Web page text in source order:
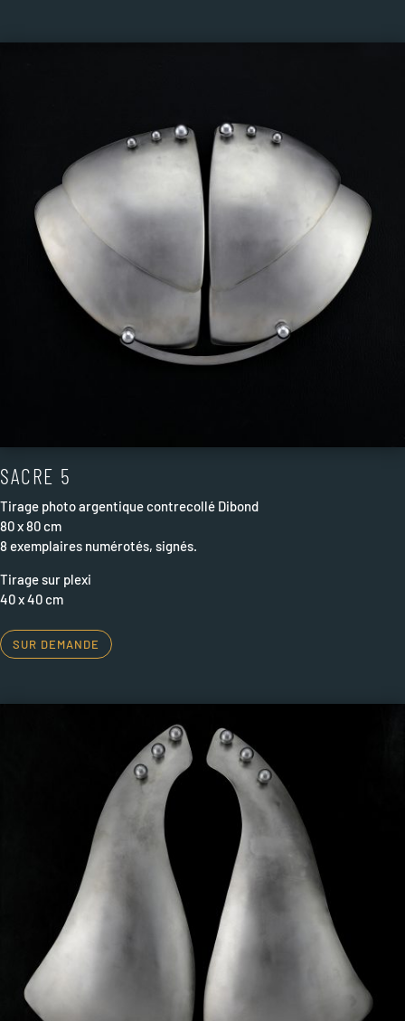
SACRE 5
Tirage photo argentique contrecollé Dibond
80 x 80 cm
8 exemplaires numérotés, signés.
Tirage sur plexi
40 x 40 cm
SUR DEMANDE